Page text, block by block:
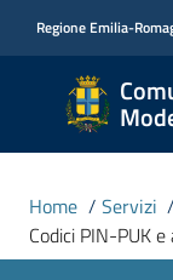
Regione Emilia-
Comune
di
Modena
CIVICA
MONET
Home / Servizi /
Codici PIN-PUK